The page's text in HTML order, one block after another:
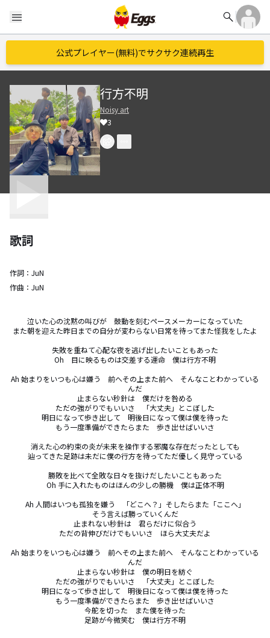
menu search
公式プレイヤー(無料)でサクサク連続再生
行方不明
Noisy art
3
歌詞
作詞： JuN
作曲： JuN
泣いた心の沈黙の叫びが　鼓動を刻むペースメーカーになっていた
また朝を迎えた昨日までの自分が変わらない日常を待ってまた怪我をしたよ
失敗を重ねて心配な夜を逃げ出したいこともあった
Oh　目に映るものは交差する運命　僕は行方不明
Ah 始まりをいつも心は嫌う　前へその上また前へ　そんなことわかっている
んだ
止まらない秒針は　僕だけを咎める
ただの強がりでもいいさ　「大丈夫」とこぼした
明日になって歩き出して　明後日になって僕は僕を待った
もう一度準備ができたらまた　歩き出せばいいさ
消えた心の約束の炎が未来を操作する邪魔な存在だったとしても
辿ってきた足跡は未だに僕の行方を待ってただ優しく見守っている
勝敗を比べて全敗な日々を抜けだしたいこともあった
Oh 手に入れたものはほんの少しの勝機　僕は正体不明
Ah 人間はいつも孤独を嫌う　「どこへ？」そしたらまた「ここへ」
そう言えば勝っていくんだ
止まれない秒針は　君らだけに似合う
ただの背伸びだけでもいいさ　ほら大丈夫だよ
Ah 始まりをいつも心は嫌う　前へその上また前へ　そんなことわかっている
んだ
止まらない秒針は　僕の明日を紡ぐ
ただの強がりでもいいさ　「大丈夫」とこぼした
明日になって歩き出して　明後日になって僕は僕を待った
もう一度準備ができたらまた　歩き出せばいいさ
今舵を切った　また僕を待った
足跡が今微笑む　僕は行方不明